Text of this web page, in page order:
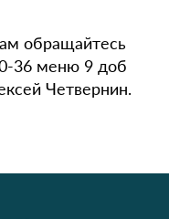
обращайтесь
36 меню 9 доб
Четвернин.